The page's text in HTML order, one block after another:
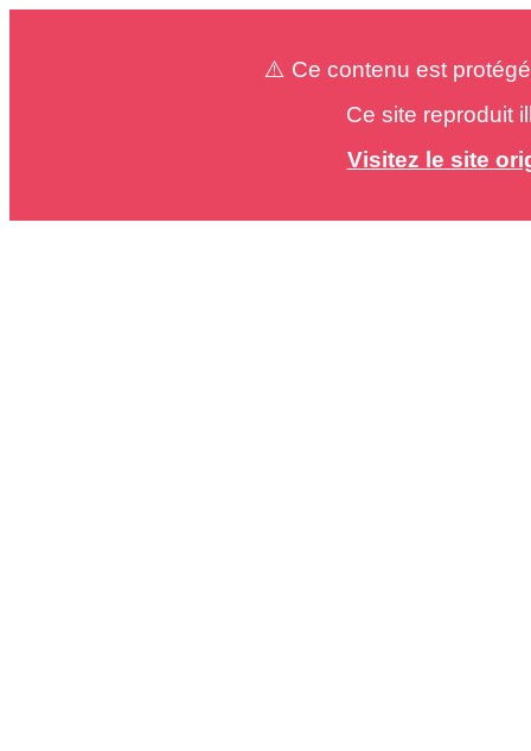
⚠️ Ce contenu est
Ce site reproduit
Visitez le site